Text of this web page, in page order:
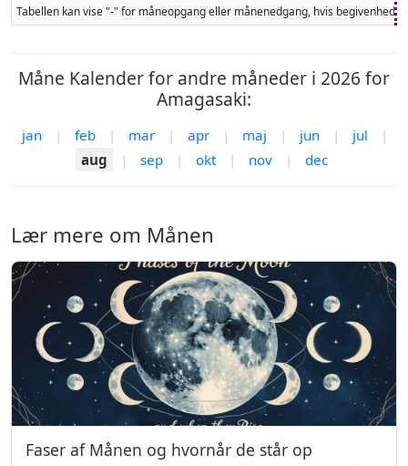
Tabellen kan vise "-" for måneopgang eller månenedgang, hvis
Måne Kalender for andre måneder i 2026 for
Amagasaki:
jan | feb | mar | apr | maj | jun | jul
|
aug
| sep | okt | nov | dec
Lær mere om Månen
Faser af Månen og hvornår de står op